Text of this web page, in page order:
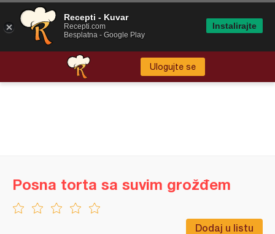
Ulogujte se
Dodaj u listu
Posna torta sa suvim grožđem
Recepti - Kuvar
Recepti.com
Besplatna - Google Play
Instalirajte